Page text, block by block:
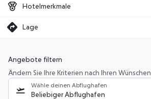
Hotelmerkmale
Lage
Angebote filtern
Ändern Sie Ihre Kriterien nach Ihren Wünschen
Wähle deinen Abflughafen
Beliebiger Abflughafen